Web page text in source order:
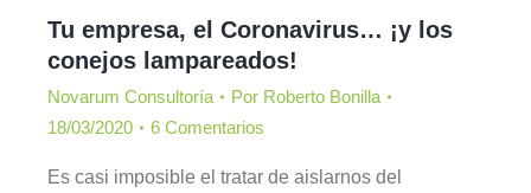
Tu empresa, el Coronavirus… ¡y los
conejos lampareados!
Novarum Consultoría Por Roberto Bonilla
18/03/2020
6 Comentarios
Es casi imposible el tratar de aislarnos del